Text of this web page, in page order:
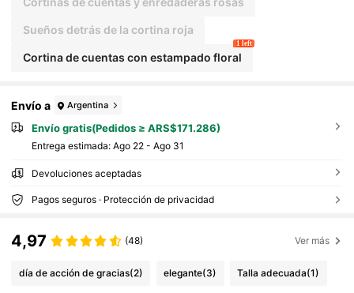
Sueños detrás de la cortina roja
Cortina de cuentas con estampado floral
1 left
Envío a Argentina
Envío gratis(Pedidos ≥ ARS$171.286)
Entrega estimada: Ago 22 - Ago 31
Devoluciones aceptadas
Pagos seguros · Protección de privacidad
4,97 (48) Ver más
día de acción de gracias(2) elegante(3) Talla adecuada(1)